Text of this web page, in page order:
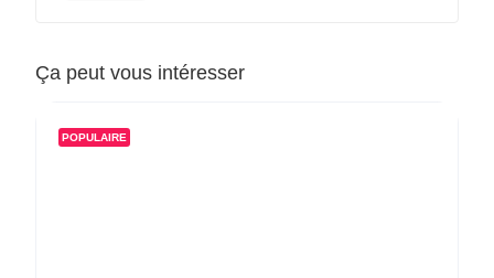
Ça peut vous intéresser
POPULAIRE